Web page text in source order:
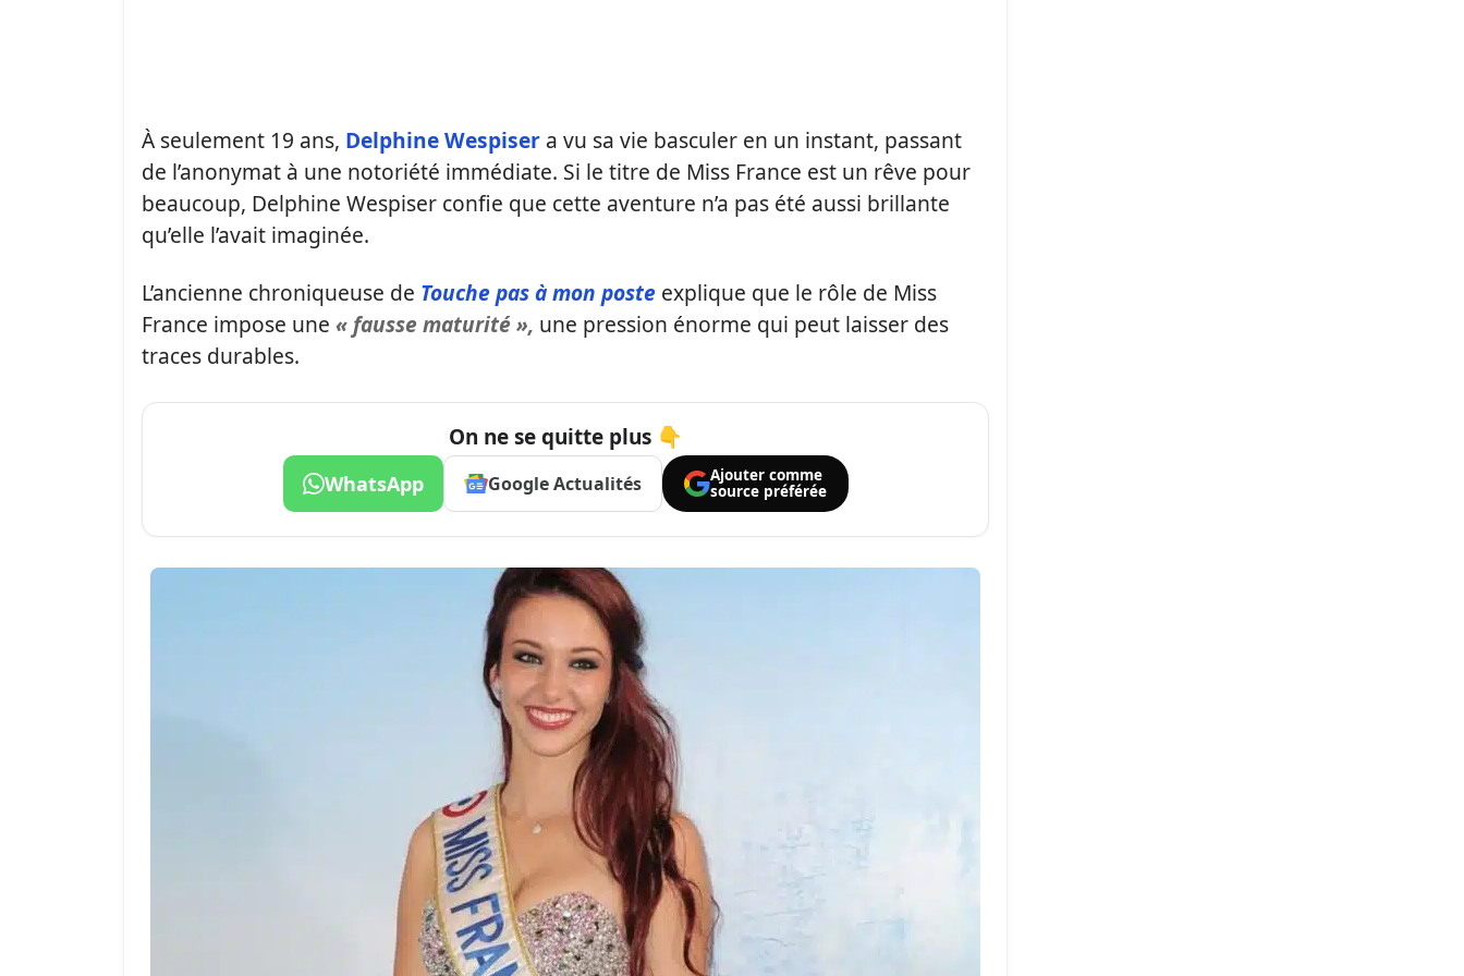
À seulement 19 ans, Delphine Wespiser a vu sa vie basculer en un instant, passant
de l’anonymat à une notoriété immédiate. Si le titre de Miss France est un rêve pour
beaucoup, Delphine Wespiser confie que cette aventure n’a pas été aussi brillante
qu’elle l’avait imaginée.
L’ancienne chroniqueuse de Touche pas à mon poste explique que le rôle de Miss
France impose une « fausse maturité », une pression énorme qui peut laisser des
traces durables.
On ne se quitte plus 👇
WhatsApp Google Actualités
Ajouter comme
source préférée